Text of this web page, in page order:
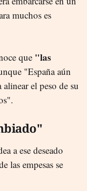
muchos es
que "las
"España aún
el peso de su
a ese deseado
las empesas se